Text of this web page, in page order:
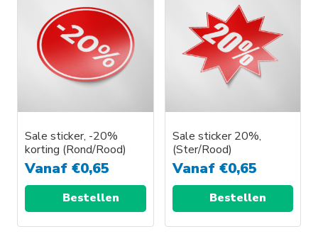
Sale sticker, -20%
korting (Rond/Rood)
Vanaf €0,65
Bestellen
Sale sticker 20%,
(Ster/Rood)
Vanaf €0,65
Bestellen